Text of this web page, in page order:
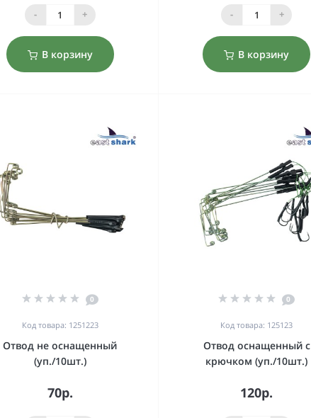
- +
В корзину
- +
В корзину
0
Код товара: 1251223
Отвод не оснащенный
(уп./10шт.)
70р.
0
Код товара: 125123
Отвод оснащенный с
крючком (уп./10шт.)
120р.